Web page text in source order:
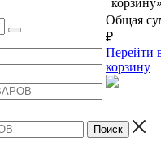
Общая
₽
Перейти
корзину